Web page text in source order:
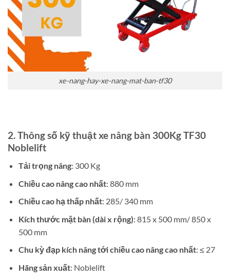
xe-nang-hay-xe-nang-mat-ban-tf30
2. Thông số kỹ thuậtxe nâng bàn 300Kg TF30
Noblelift
Tải trọng nâng: 300 Kg
Chiều cao nâng cao nhất: 880 mm
Chiều cao hạ thấp nhất: 285/ 340 mm
Kích thước mặt bàn (dài x rộng): 815 x 500 mm/ 850 x
500 mm
Chu kỳ đạp kích nâng tới chiều cao nâng cao nhất: ≤ 27
Hãng sản xuất: Noblelift